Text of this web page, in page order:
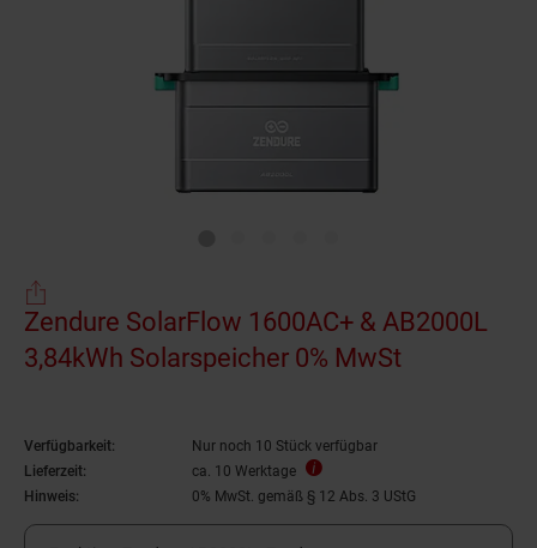
Zendure SolarFlow 1600AC+ & AB2000L
3,84kWh Solarspeicher 0% MwSt
Verfügbarkeit:
Nur noch 10 Stück verfügbar
Lieferzeit:
ca. 10 Werktage
Hinweis:
0% MwSt. gemäß § 12 Abs. 3 UStG